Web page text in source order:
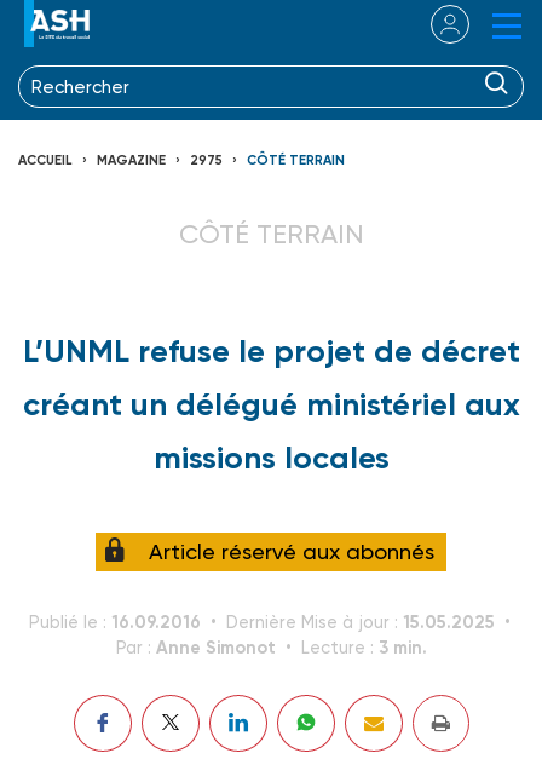
ACCUEIL MAGAZINE 2975 CÔTÉ TERRAIN
CÔTÉ TERRAIN
L’UNML refuse le projet de décret
créant un délégué ministériel aux
missions locales
Article réservé aux abonnés
Publié le : 16.09.2016 Dernière Mise à jour : 15.05.2025
Par : Anne Simonot Lecture : 3 min.